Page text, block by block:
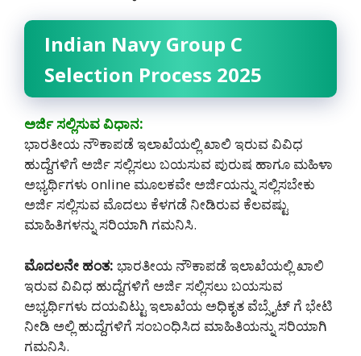
Indian Navy Group C
Selection Process 2025
ಅರ್ಜಿ ಸಲ್ಲಿಸುವ ವಿಧಾನ:
ಭಾರತೀಯ ನೌಕಾಪಡೆ ಇಲಾಖೆಯಲ್ಲಿ ಖಾಲಿ ಇರುವ ವಿವಿಧ
ಹುದ್ದೆಗಳಿಗೆ ಅರ್ಜಿ ಸಲ್ಲಿಸಲು ಬಯಸುವ ಪುರುಷ ಹಾಗೂ ಮಹಿಳಾ
ಅಭ್ಯರ್ಥಿಗಳು online ಮೂಲಕವೇ ಅರ್ಜಿಯನ್ನು ಸಲ್ಲಿಸಬೇಕು
ಅರ್ಜಿ ಸಲ್ಲಿಸುವ ಮೊದಲು ಕೆಳಗಡೆ ನೀಡಿರುವ ಕೆಲವಷ್ಟು
ಮಾಹಿತಿಗಳನ್ನು ಸರಿಯಾಗಿ ಗಮನಿಸಿ.
ಮೊದಲನೇ ಹಂತ: ಭಾರತೀಯ ನೌಕಾಪಡೆ ಇಲಾಖೆಯಲ್ಲಿ ಖಾಲಿ
ಇರುವ ವಿವಿಧ ಹುದ್ದೆಗಳಿಗೆ ಅರ್ಜಿ ಸಲ್ಲಿಸಲು ಬಯಸುವ
ಅಭ್ಯರ್ಥಿಗಳು ದಯವಿಟ್ಟು ಇಲಾಖೆಯ ಅಧಿಕೃತ ವೆಬ್ಸೈಟ್ ಗೆ ಭೇಟಿ
ನೀಡಿ ಅಲ್ಲಿ ಹುದ್ದೆಗಳಿಗೆ ಸಂಬಂಧಿಸಿದ ಮಾಹಿತಿಯನ್ನು ಸರಿಯಾಗಿ
ಗಮನಿಸಿ.